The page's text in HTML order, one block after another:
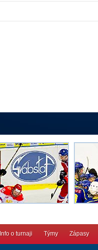
Info o turnaji Týmy Zápasy